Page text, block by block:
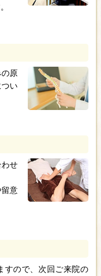
原
い
せ
意
すので、次回ご来院の